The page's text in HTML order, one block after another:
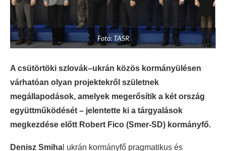
Fotó: TASR
A csütörtöki szlovák–ukrán közös kormányülésen
várhatóan olyan projektekről születnek
megállapodások, amelyek megerősítik a két ország
együttműködését – jelentette ki a tárgyalások
megkezdése előtt Robert Fico (Smer-SD) kormányfő.
Denisz Smiha l ukrán kormányfő pragmatikus és